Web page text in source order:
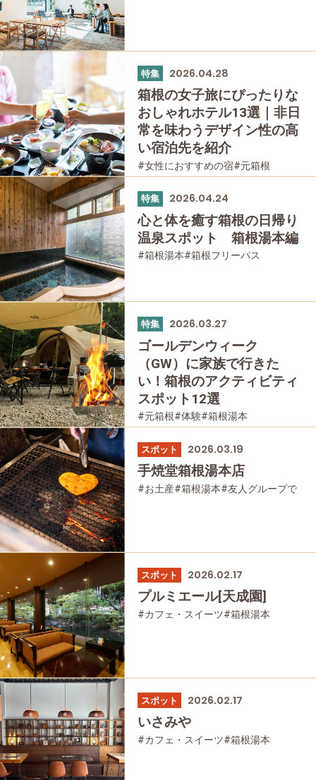
特集 2026.04.28
箱根の女子旅にぴったりな
おしゃれホテル13選｜非日
常を味わうデザイン性の高
い宿泊先を紹介
#女性におすすめの宿#元箱根
#箱根湯本#宮ノ下#強羅#仙石原
#桃源台#温泉#友人グループで
#宿泊
特集 2026.04.24
心と体を癒す箱根の日帰り
温泉スポット 箱根湯本編
#箱根湯本#箱根フリーパス
特集 2026.03.27
ゴールデンウィーク
（GW）に家族で行きた
い！箱根のアクティビティ
スポット12選
#元箱根#体験#箱根湯本
#箱根フリーパス#家族で
#公園・自然#母と娘で
スポット 2026.03.19
手焼堂箱根湯本店
#お土産#箱根湯本#友人グループで
スポット 2026.02.17
プルミエール[天成園]
#カフェ・スイーツ#箱根湯本
スポット 2026.02.17
いさみや
#カフェ・スイーツ#箱根湯本